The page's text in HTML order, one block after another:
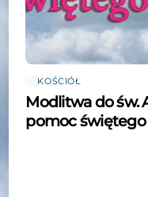
KOŚCIÓŁ
Modlitwa do św.
pomoc